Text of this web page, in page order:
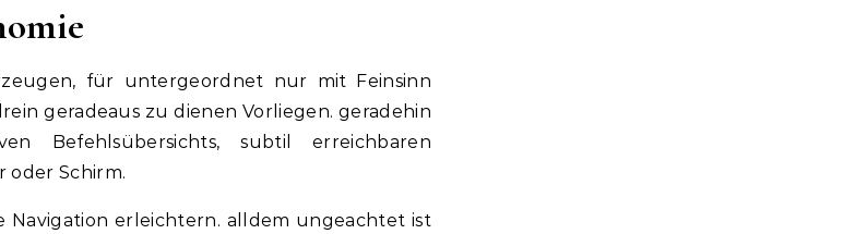
für untergeordnet nur mit Feinsinn
geradeaus zu dienen Vorliegen. geradehin
Befehlsübersichts, subtil erreichbaren
oder Schirm.
Navigation erleichtern. alldem ungeachtet ist